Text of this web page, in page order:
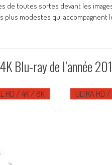
de toutes sortes devant les
plus modestes qui accompagnent
Blu-ray de l’année
HD / 4K / 8K ULTRA HD